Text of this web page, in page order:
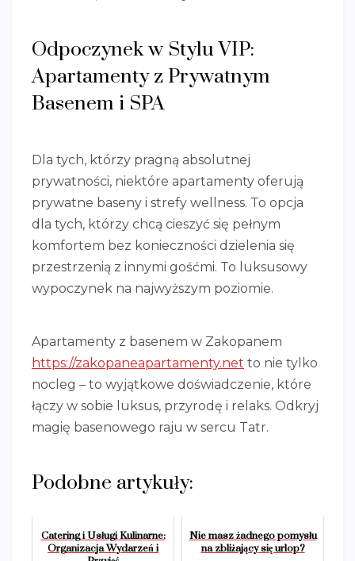
Odpoczynek w Stylu VIP:
Apartamenty z Prywatnym
Basenem i SPA
Dla tych, którzy pragną absolutnej
prywatności, niektóre apartamenty oferują
prywatne baseny i strefy wellness. To opcja
dla tych, którzy chcą cieszyć się pełnym
komfortem bez konieczności dzielenia się
przestrzenią z innymi gośćmi. To luksusowy
wypoczynek na najwyższym poziomie.
Apartamenty z basenem w Zakopanem
https://zakopaneapartamenty.net to nie tylko
nocleg – to wyjątkowe doświadczenie, które
łączy w sobie luksus, przyrodę i relaks. Odkryj
magię basenowego raju w sercu Tatr.
Podobne artykuły:
Catering i Usługi Kulinarne:
Organizacja Wydarzeń i
Nie masz żadnego pomysłu
na zbliżający się urlop?